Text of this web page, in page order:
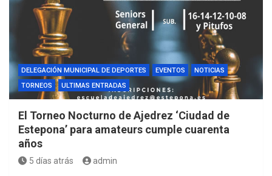
DELEGACIÓN MUNICIPAL DE DEPORTES EVENTOS
NOTICIAS
TORNEOS
ULTIMAS ENTRADAS
El Torneo Nocturno de Ajedrez ‘Ciudad de
Estepona’ para amateurs cumple cuarenta
años
5 días atrás admin